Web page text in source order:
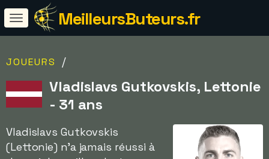
MeilleursButeurs.fr
JOUEURS /
Vladislavs Gutkovskis, Lettonie
- 31 ans
Vladislavs Gutkovskis
(Lettonie) n'a jamais réussi à